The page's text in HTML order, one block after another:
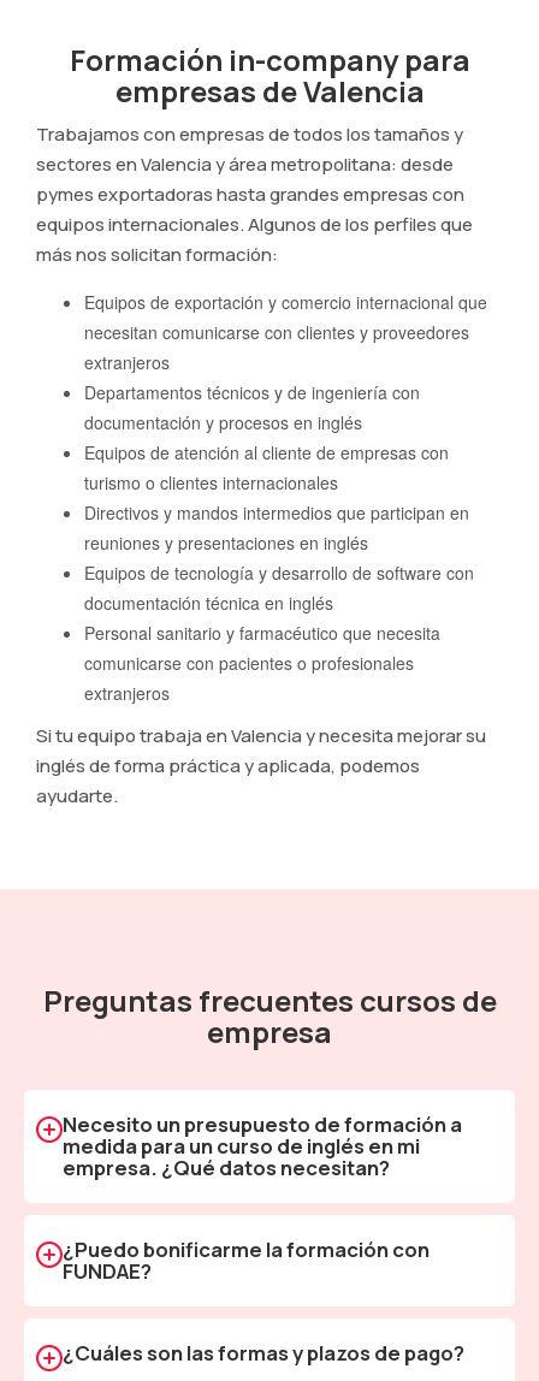
Formación in-company para
empresas de Valencia
Trabajamos con empresas de todos los tamaños y
sectores en Valencia y área metropolitana: desde
pymes exportadoras hasta grandes empresas con
equipos internacionales. Algunos de los perfiles que
más nos solicitan formación:
Equipos de exportación y comercio internacional que
necesitan comunicarse con clientes y proveedores
extranjeros
Departamentos técnicos y de ingeniería con
documentación y procesos en inglés
Equipos de atención al cliente de empresas con
turismo o clientes internacionales
Directivos y mandos intermedios que participan en
reuniones y presentaciones en inglés
Equipos de tecnología y desarrollo de software con
documentación técnica en inglés
Personal sanitario y farmacéutico que necesita
comunicarse con pacientes o profesionales
extranjeros
Si tu equipo trabaja en Valencia y necesita mejorar su
inglés de forma práctica y aplicada, podemos
ayudarte.
Preguntas frecuentes cursos de
empresa
Necesito un presupuesto de formación a
medida para un curso de inglés en mi
empresa. ¿Qué datos necesitan?
Para calcular un presupuesto de formación a medida
estos detalles: número de alumnos, objetivos del
actual de los alumnos.Solicitar Presupuesto...
¿Puedo bonificarme la formación con
FUNDAE?
Sí, los cursos de inglés a medida para empresas son
de gestionar todos los trámites necesarios para que
¿Cuáles son las formas y plazos de pago?